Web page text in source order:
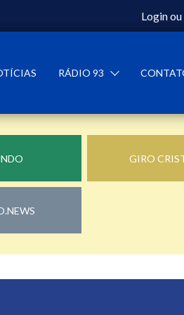
Loginou
RÁDIO 93
GIRO